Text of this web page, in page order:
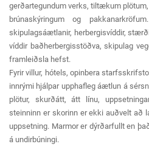
gerðartegundum verks, tiltækum
brúnaskýringum og
skipulagsáætlanir, herbergisvíddir,
víddir baðherbergisstöðva, skipulag
framleiðsla hefst.
Fyrir villur, hótels, opinbera
innrými hjálpar upphafleg áætlun á
plötur, skurðátt, átt línu,
steinninn er skorinn er ekki auðvelt að
uppsetning. Marmor er dýrðarfullt en
á undirbúningi.